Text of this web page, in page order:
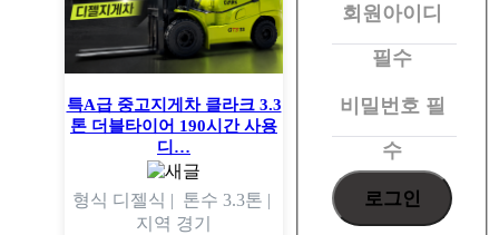
특A급 중고지게차 클라크 3.3
톤 더블타이어 190시간 사용
디…
형식 디젤식 | 톤수 3.3톤 |
지역 경기
회원아이디
필수
비밀번호 필
수